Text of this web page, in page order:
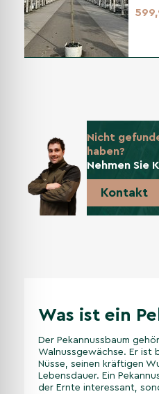
Nicht
haben?
Nehmen Sie
Kontakt
Was ist ein
Der Pekannussbaum
Walnussgewächse. Er ist
Nüsse, seinen kräftigen
Lebensdauer. Ein
der Ernte interessant,